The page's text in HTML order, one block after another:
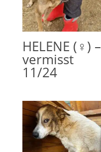
HELENE (♀) –
vermisst
11/24